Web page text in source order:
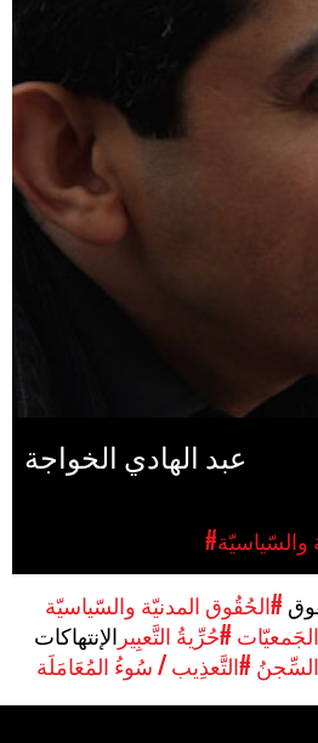
عبد الهادي الخواجة
والسّياسيّة
#الحُقُوق المدنيّة والسّياسيّة
#حُرِّيةُ التَّعبِير الإنتهاكات
السِّجنُ #التَّعذِيب / سُوءُ المُعَامَلَة